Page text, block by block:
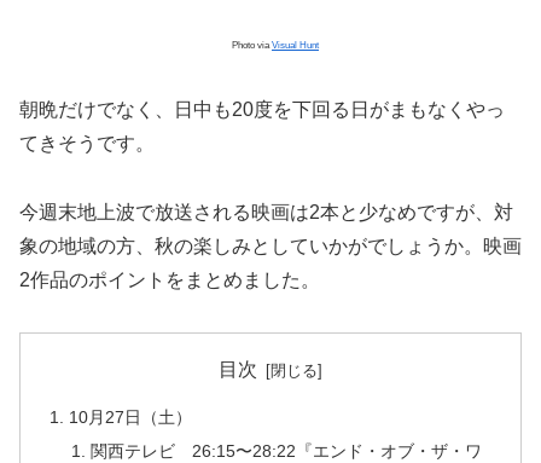
Photo via Visual Hunt
朝晩だけでなく、日中も20度を下回る日がまもなくやっ
てきそうです。
今週末地上波で放送される映画は2本と少なめですが、対
象の地域の方、秋の楽しみとしていかがでしょうか。映画
2作品のポイントをまとめました。
目次
10月27日（土）
関西テレビ 26:15〜28:22『エンド・オブ・ザ・ワ